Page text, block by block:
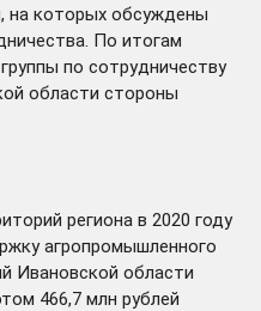
на которых обсуждены
По итогам
по сотрудничеству
области стороны
региона в 2020 году
агропромышленного
Ивановской области
466,7 млн рублей